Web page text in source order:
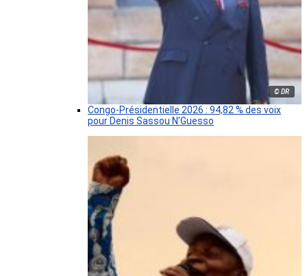
© DR
Congo-Présidentielle 2026 : 94,82 % des voix
pour Denis Sassou N’Guesso